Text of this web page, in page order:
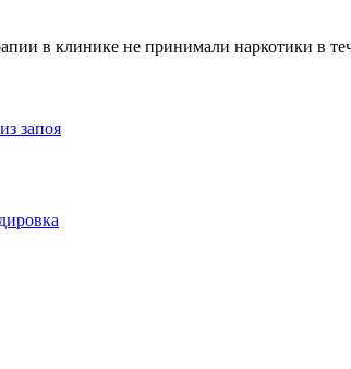
в клинике не принимали наркотики в
запоя